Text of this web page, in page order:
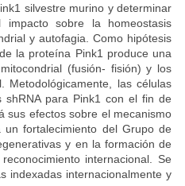
silvestre murino y determinar
sobre la homeostasis
y autofagia. Como hipótesis
la proteína Pink1 produce una
(fusión- fisión) y los
Metodológicamente, las células
shRNA para Pink1 con el fin de
sus efectos sobre el mecanismo
fortalecimiento del Grupo de
y en la formación de
internacional. Se
indexadas internacionalmente y